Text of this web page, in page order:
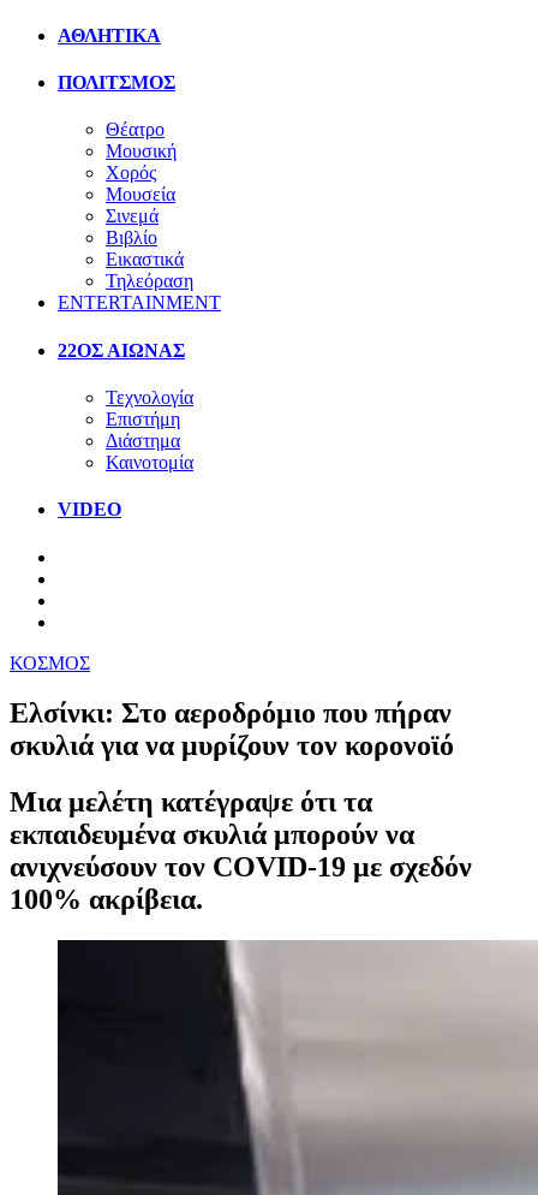
ΑΘΛΗΤΙΚΑ
ΠΟΛΙΤΣΜΟΣ
Θέατρο
Μουσική
Χορός
Μουσεία
Σινεμά
Βιβλίο
Εικαστικά
Τηλεόραση
ENTERTAINMENT
22ΟΣ ΑΙΩΝΑΣ
Τεχνολογία
Επιστήμη
Διάστημα
Καινοτομία
VIDEO
ΚΟΣΜΟΣ
Ελσίνκι: Στο αεροδρόμιο που πήραν
σκυλιά για να μυρίζουν τον κορονοϊό
Μια μελέτη κατέγραψε ότι τα
εκπαιδευμένα σκυλιά μπορούν να
ανιχνεύσουν τον COVID-19 με σχεδόν
100% ακρίβεια.